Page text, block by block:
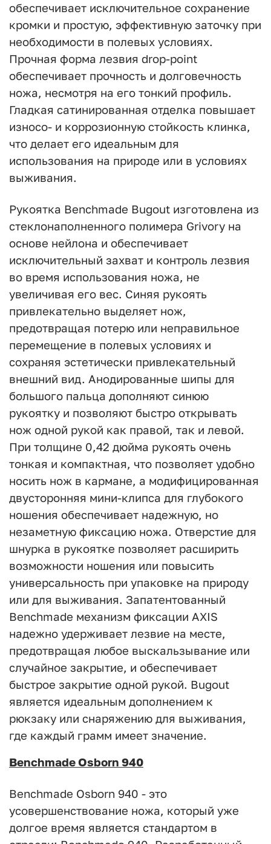
обеспечивает исключительное сохранение
кромки и простую, эффективную заточку при
необходимости в полевых условиях.
Прочная форма лезвия drop-point
обеспечивает прочность и долговечность
ножа, несмотря на его тонкий профиль.
Гладкая сатинированная отделка повышает
износо- и коррозионную стойкость клинка,
что делает его идеальным для
использования на природе или в условиях
выживания.
Рукоятка Benchmade Bugout изготовлена из
стеклонаполненного полимера Grivory на
основе нейлона и обеспечивает
исключительный захват и контроль лезвия
во время использования ножа, не
увеличивая его вес. Синяя рукоять
привлекательно выделяет нож,
предотвращая потерю или неправильное
перемещение в полевых условиях и
сохраняя эстетически привлекательный
внешний вид. Анодированные шипы для
большого пальца дополняют синюю
рукоятку и позволяют быстро открывать
нож одной рукой как правой, так и левой.
При толщине 0,42 дюйма рукоять очень
тонкая и компактная, что позволяет удобно
носить нож в кармане, а модифицированная
двусторонняя мини-клипса для глубокого
ношения обеспечивает надежную, но
незаметную фиксацию ножа. Отверстие для
шнурка в рукоятке позволяет расширить
возможности ношения или повысить
универсальность при упаковке на природу
или для выживания. Запатентованный
Benchmade механизм фиксации AXIS
надежно удерживает лезвие на месте,
предотвращая любое выскальзывание или
случайное закрытие, и обеспечивает
быстрое закрытие одной рукой. Bugout
является идеальным дополнением к
рюкзаку или снаряжению для выживания,
где каждый грамм имеет значение.
Benchmade Osborn 940
Benchmade Osborn 940 - это
усовершенствование ножа, который уже
долгое время является стандартом в